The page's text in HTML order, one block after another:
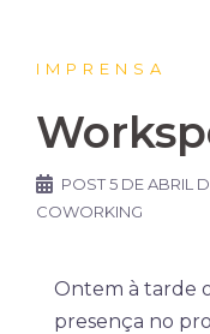
IMPRENSA
POST5 DE ABRIL
COWORKING
Ontem à tarde
presença no